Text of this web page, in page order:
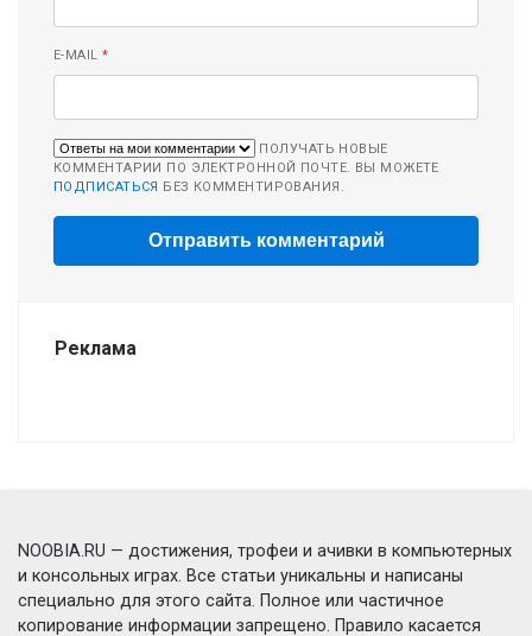
E-MAIL*
ПОЛУЧАТЬ НОВЫЕ
КОММЕНТАРИИ ПО ЭЛЕКТРОННОЙ ПОЧТЕ. ВЫ МОЖЕТЕ
ПОДПИСАТЬСЯ БЕЗ КОММЕНТИРОВАНИЯ.
Реклама
NOOBIA.RU — достижения, трофеи и ачивки в компьютерных
и консольных играх. Все статьи уникальны и написаны
специально для этого сайта. Полное или частичное
копирование информации запрещено. Правило касается